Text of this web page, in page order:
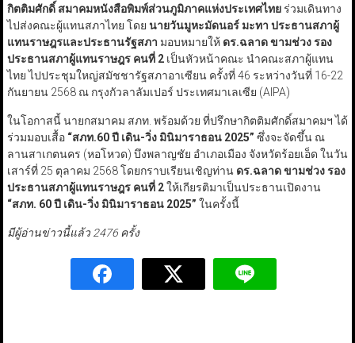
กิตติมศักดิ์ สมาคมหนังสือพิมพ์ส่วนภูมิภาคแห่งประเทศไทยร่วมเดินทาง
ไปส่งคณะผู้แทนสภาไทย โดย นายวันมูหะมัดนอร์ มะทา ประธานสภาผู้
แทนราษฎรและประธานรัฐสภา มอบหมายให้ ดร.ฉลาด ขามช่วง รอง
ประธานสภาผู้แทนราษฎร คนที่ 2เป็นหัวหน้าคณะ นำคณะสภาผู้แทน
ไทย ไปประชุมใหญ่สมัชชารัฐสภาอาเซียน ครั้งที่ 46 ระหว่างวันที่ 16-22
กันยายน 2568 ณ กรุงกัวลาลัมเปอร์ ประเทศมาเลเซีย (AIPA)
ในโอกาสนี้ นายกสมาคม สภท. พร้อมด้วย ที่ปรึกษากิตติมศักดิ์สมาคมฯ ได้
ร่วมมอบเสื้อ “สภท.60ปี เดิน-วิ่ง มินิมาราธอน 2025” ซึ่งจะจัดขึ้น ณ
ลานสาเกตนคร (หอโหวด) บึงพลาญชัย อำเภอเมือง จังหวัดร้อยเอ็ด ในวัน
เสาร์ที่ 25 ตุลาคม 2568 โดยกราบเรียนเชิญท่าน ดร.ฉลาด ขามช่วง รอง
ประธานสภาผู้แทนราษฎร คนที่ 2ให้เกียรติมาเป็นประธานเปิดงาน
“สภท. 60ปี เดิน-วิ่ง มินิมาราธอน 2025” ในครั้งนี้
มีผู้อ่านข่าวนี้แล้ว 2476 ครั้ง